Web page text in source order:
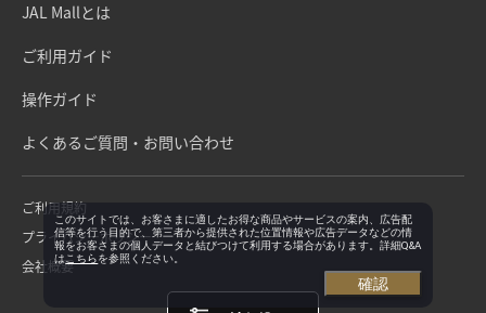
JAL Mallとは
ご利用ガイド
操作ガイド
よくあるご質問・お問い合わせ
ご利用規約
プライバシーポリシー
会社概要
このサイトでは、お客さまに適したお得な商品やサービスの案内、広告配
信等を行う目的で、第三者から提供された位置情報や広告データなどの情
報をお客さまの個人データと結びつけて利用する場合があります。詳細Q&A
はこちらを参照ください。
確認